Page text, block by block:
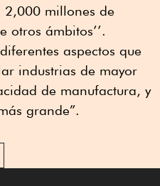
2,000 millones de
ámbitos’’.
aspectos que
industrias de mayor
de manufactura, y
grande”.